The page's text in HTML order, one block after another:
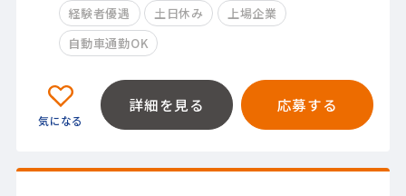
経験者優遇
土日休み
上場企業
自動車通勤OK
詳細を見る 応募する